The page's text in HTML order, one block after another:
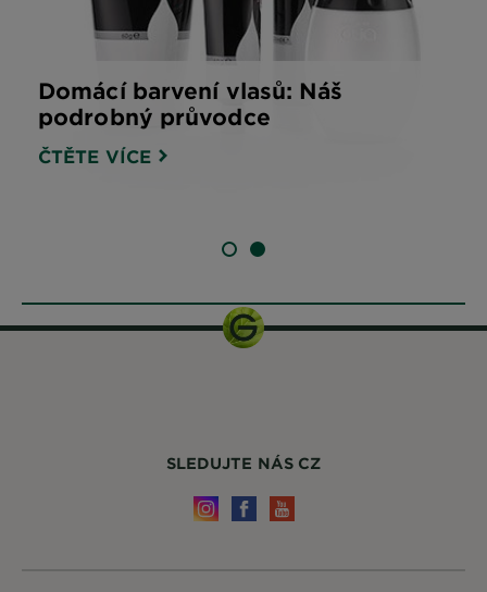
Domácí barvení vlasů: Náš
podrobný průvodce
ČTĚTE VÍCE
SLIDE 1SLIDE 2
SLEDUJTE NÁS CZ